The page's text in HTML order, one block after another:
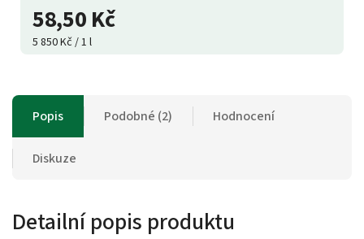
58,50 Kč
5 850 Kč / 1 l
Popis Podobné (2) Hodnocení
Diskuze
Detailní popis produktu